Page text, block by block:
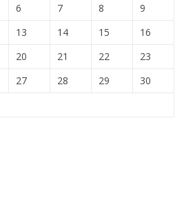
6 7 8
9
13 14 15
16
20 21 22
23
27 28 29
30